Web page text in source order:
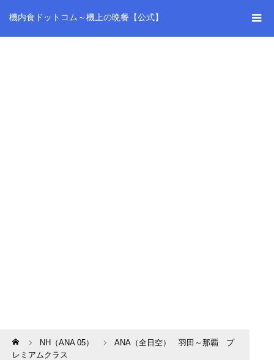
機内食ドットコム～機上の晩餐【公式】
Home NH（ANA 05）
ANA（全日空） 羽田～那覇 プ
レミアムクラス